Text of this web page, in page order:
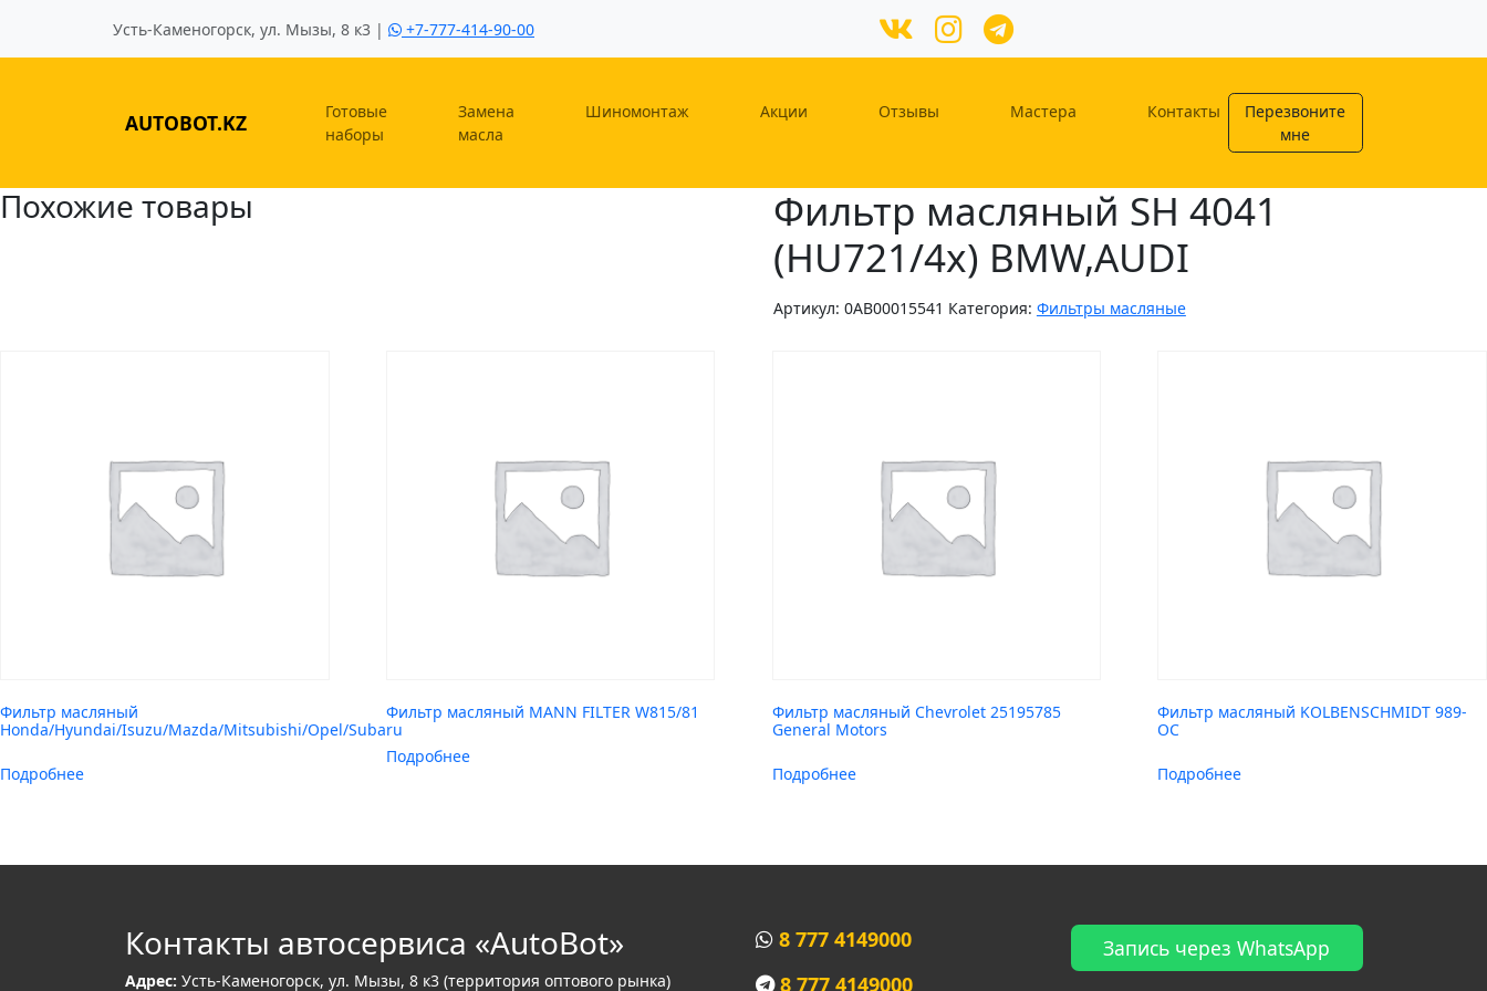
Усть-Каменогорск, ул. Мызы, 8 к3 | +7-777-414-90-00
AUTOBOT.KZ
Готовые
наборы
Замена
масла
Шиномонтаж Акции Отзывы Мастера Контакты
Перезвоните
мне
Фильтр масляный SH 4041
(HU721/4x) BMW,AUDI
Артикул: 0AB00015541 Категория: Фильтры масляные
Похожие товары
Фильтр масляный
Honda/Hyundai/Isuzu/Mazda/Mitsubishi/Opel/Subaru
Подробнее
Фильтр масляный MANN FILTER W815/81
Подробнее
Фильтр масляный Chevrolet 25195785
General Motors
Подробнее
Фильтр масляный KOLBENSCHMIDT 989-
OC
Подробнее
Контакты автосервиса «AutoBot»
Адрес: Усть-Каменогорск, ул. Мызы, 8 к3 (территория оптового рынка)
8 777 4149000
8 777 4149000
Запись через WhatsApp